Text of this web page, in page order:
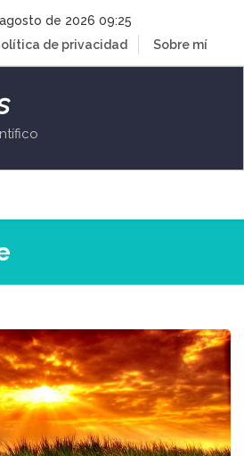
de 2026 09:25
de privacidad Sobre mí